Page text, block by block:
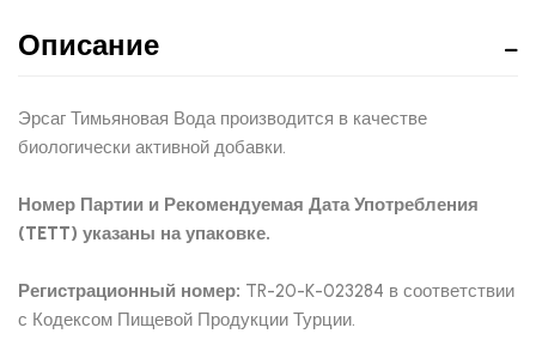
Описание
Эрсаг Тимьяновая Вода производится в качестве
биологически активной добавки.
Номер Партии и Рекомендуемая Дата Употребления
(TETT) указаны на упаковке.
Регистрационный номер: TR-20-K-023284 в соответствии
с Кодексом Пищевой Продукции Турции.